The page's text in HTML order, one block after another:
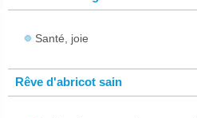
Santé, joie
Rêve d'abricot sain